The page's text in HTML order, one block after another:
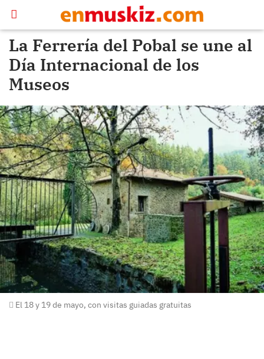
La Ferrería del Pobal se une al
Día Internacional de los
Museos
El 18 y 19 de mayo, con visitas guiadas gratuitas